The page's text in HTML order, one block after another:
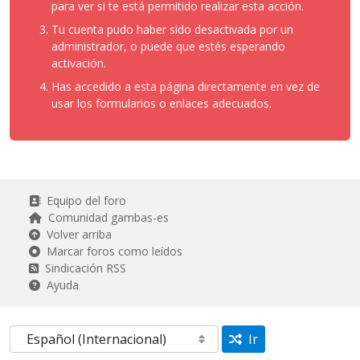
para ver si te está permitido realizar esta acción.
Tu cuenta pudo haber sido desactivada por un
administrador, o puede que estés esperando
activación.
Has accedido a esta página directamente en vez de
usar los formularios o enlaces adecuados.
Equipo del foro
Comunidad gambas-es
Volver arriba
Marcar foros como leídos
Sindicación RSS
Ayuda
Ir